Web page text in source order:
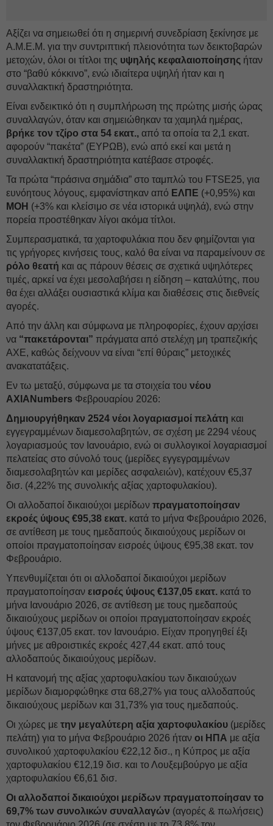
Αξίζει να σημειωθεί ότι η σημερινή συνεδρίαση ξεκίνησε με
Α.Μ.Ε.Μ. για την συντριπτική πλειονότητα των δεικτοβαρών
μετοχών, όλοι οι τίτλοι της υψηλής κεφαλαιοποίησης ήταν
στο “βαθύ κόκκινο”, ενώ ιδιαίτερα υψηλή ήταν και η
συναλλακτική δραστηριότητα.
Είναι ενδεικτικό ότι η συμπλήρωση της πρώτης μισής ώρας
συναλλαγών, όταν και σημειώθηκαν τα χαμηλά ημέρας,
βρήκε τον τζίρο στα 54 εκατ., από τα οποία τα 2,1 εκατ.
αφορούν “πακέτα” (ΕΥΡΩΒ), ενώ από εκεί και μετά η
συναλλακτική δραστηριότητα κατέβασε στροφές.
Τα πρώτα “πράσινα σημάδια” στο ταμπλώ του FTSE25, για
ευνόητους λόγους, εμφανίστηκαν από ΕΛΠΕ (+0,95%) και
ΜΟΗ (+3% και κλείσιμο σε νέα ιστορικά υψηλά), ενώ στην
πορεία προστέθηκαν λίγοι ακόμα τίτλοι.
Συμπερασματικά, τα χαρτοφυλάκια που δεν φημίζονται για
τις γρήγορες κινήσεις τους, καλό θα είναι να παραμείνουν σε
ρόλο θεατή και ας πάρουν θέσεις σε σχετικά υψηλότερες
τιμές, αρκεί να έχει μεσολαβήσει η είδηση – καταλύτης, που
θα έχει αλλάξει ουσιαστικά κλίμα και διαθέσεις στις διεθνείς
αγορές.
Από την άλλη και σύμφωνα με πληροφορίες, έχουν αρχίσει
να “πακετάρονται” πράγματα από στελέχη μη τραπεζικής
ΑΧΕ, καθώς δείχνουν να είναι “επί θύραις” μετοχικές
ανακατατάξεις.
Εν τω μεταξύ, σύμφωνα με τα στοιχεία του νέου
AXIANumbers Φεβρουαρίου 2026:
Δημιουργήθηκαν 2524 νέοι λογαριασμοί πελάτη και
εγγεγραμμένων διαμεσολαβητών, σε σχέση με 2294 νέους
λογαριασμούς τον Ιανουάριο, ενώ οι συλλογικοί λογαριασμοί
πελατείας στο σύνολό τους (μερίδες εγγεγραμμένων
διαμεσολαβητών και μερίδες ασφαλειών), κατέχουν €5,37
δισ. (4,22% της συνολικής αξίας χαρτοφυλακίου).
Οι αλλοδαποί δικαιούχοι μερίδων πραγματοποίησαν
εκροές ύψους €95,38 εκατ. κατά το μήνα Φεβρουάριο 2026,
σε αντίθεση με τους ημεδαπούς δικαιούχους μερίδων οι
οποίοι πραγματοποίησαν εισροές ύψους €95,38 εκατ. τον
Φεβρουάριο.
Υπενθυμίζεται ότι οι αλλοδαποί δικαιούχοι μερίδων
πραγματοποίησαν εισροές ύψους €137,05 εκατ. κατά το
μήνα Ιανουάριο 2026, σε αντίθεση με τους ημεδαπούς
δικαιούχους μερίδων οι οποίοι πραγματοποίησαν εκροές
ύψους €137,05 εκατ. τον Ιανουάριο. Είχαν προηγηθεί έξι
μήνες με αθροιστικές εκροές 427,44 εκατ. από τους
αλλοδαπούς δικαιούχους μερίδων.
Η κατανομή της αξίας χαρτοφυλακίου των δικαιούχων
μερίδων διαμορφώθηκε στα 68,27% για τους αλλοδαπούς
δικαιούχους μερίδων και 31,73% για τους ημεδαπούς.
Οι χώρες με την μεγαλύτερη αξία χαρτοφυλακίου (μερίδες
πελάτη) για το μήνα Φεβρουάριο 2026 ήταν οι ΗΠΑ με αξία
συνολικού χαρτοφυλακίου €22,12 δισ., η Κύπρος με αξία
χαρτοφυλακίου €12,19 δισ. και το Λουξεμβούργο με αξία
χαρτοφυλακίου €6,61 δισ.
Οι αλλοδαποί δικαιούχοι μερίδων πραγματοποίησαν το
69,7% των συνολικών συναλλαγών (αγορές & πωλήσεις)